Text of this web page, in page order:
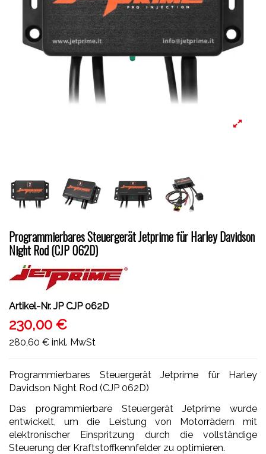
Programmierbares Steuergerät Jetprime für Harley Davidson
Night Rod (CJP 062D)
Artikel-Nr. JP CJP 062D
230,00 €
280,60 € inkl. MwSt
Programmierbares Steuergerät Jetprime für Harley
Davidson Night Rod (CJP 062D)
Das programmierbare Steuergerät Jetprime wurde
entwickelt, um die Leistung von Motorrädern mit
elektronischer Einspritzung durch die vollständige
Steuerung der Kraftstoffkennfelder zu optimieren.